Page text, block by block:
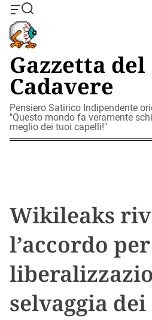
O
f
f
c
a
n
v
a
s
W
i
d
S
e
a
r
c
h
Gazzetta del
Cadavere
Pensiero Satirico Indipendente
"Questo mondo fa veramente
meglio dei tuoi capelli!"
Wikileaks
l’accordo
selvaggia